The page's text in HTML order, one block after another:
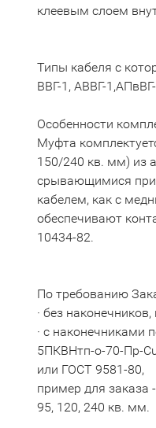
клеевым слоем
Типы кабеля с
ВВГ-1, АВВГ-
Особенности
Муфта
150/240 кв. мм) из
срывающимися при
кабелем, как с
обеспечивают
10434-82.
По требованию
· без
· с наконечниками
5ПКВНтп-о-70-Пр-
или ГОСТ 9581-80,
пример для заказа
95, 120, 240 кв. мм.